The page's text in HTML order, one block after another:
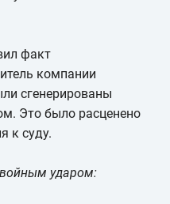
факт
компании
сгенерированы
Это было расценено
к суду.
ударом: